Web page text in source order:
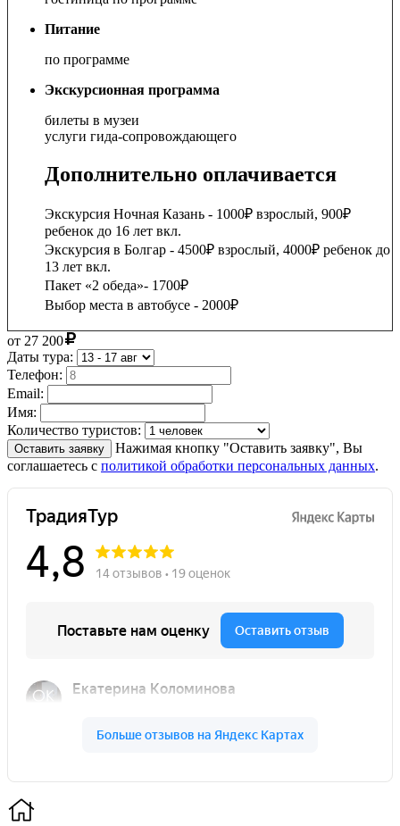
Питание
по программе
Экскурсионная программа
билеты в музеи
услуги гида-сопровождающего
Дополнительно оплачивается
Экскурсия Ночная Казань - 1000₽ взрослый, 900₽
ребенок до 16 лет вкл.
Экскурсия в Болгар - 4500₽ взрослый, 4000₽ ребенок до
13 лет вкл.
Пакет «2 обеда»- 1700₽
Выбор места в автобусе - 2000₽
от 27 200
Даты тура:
Телефон:
Email:
Имя:
Количество туристов:
Оставить заявку
Нажимая кнопку "Оставить заявку", Вы
соглашаетесь с политикой обработки персональных данных.